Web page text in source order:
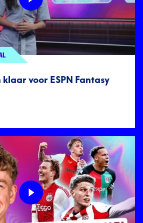
voor ESPN Fantasy